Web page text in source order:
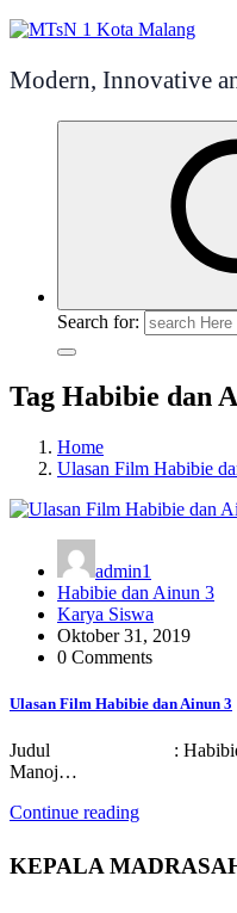
Modern, Innovative
Search for:
Tag Habibie dan
Home
Ulasan Film Habibie
admin1
Habibie dan Ainun 3
Karya Siswa
Oktober 31, 2019
0 Comments
Ulasan Film Habibie dan Ainun 3
Judul : Habibie
Manoj…
Continue reading
KEPALA